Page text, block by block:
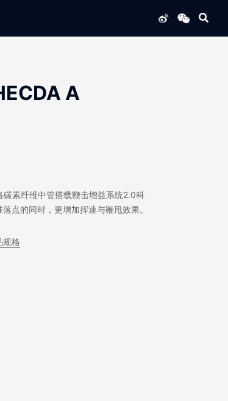
A
碳素纤维中管搭载鞭击增益系统2.0科
点的同时，更增加挥速与鞭甩效果。
规格